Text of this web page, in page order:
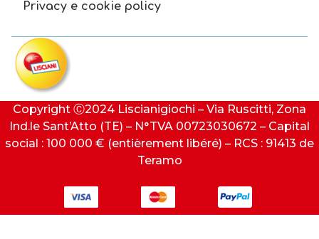
Privacy e cookie policy
Copyright Ⓒ2024 Liscianigiochi – Via Ruscitti, Zona
Ind.le Sant’Atto (TE) – N°TVA 00723030672 – Capital
social : 100 000 € (entièrement libéré) – RCS : 91413 de
Teramo